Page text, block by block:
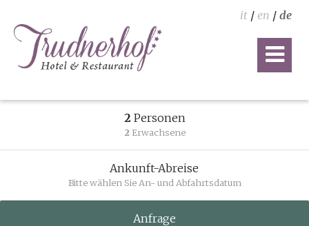
it / en / de
2 Personen
2 Erwachsene
Ankunft-Abreise
Bitte wählen Sie An- und Abfahrtsdatum
Anfrage